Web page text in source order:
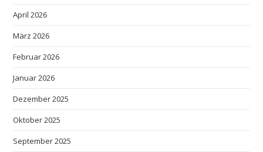
April 2026
März 2026
Februar 2026
Januar 2026
Dezember 2025
Oktober 2025
September 2025